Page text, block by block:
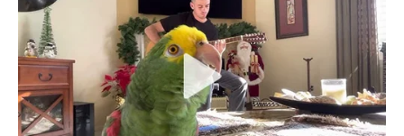
MENORES ASESINADOS
PADRES ASESINAN A SUS HIJOS
MELGAR
MANTÉNGASE EN ALERTA